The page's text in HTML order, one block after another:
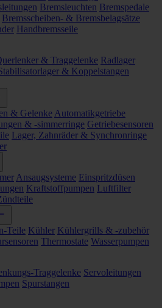
Bremsleuchten Bremspedale
Bremsscheiben- & Bremsbelagsätze
Handbremsseile
& Traggelenke Radlager
& Koppelstangen
& Gelenke Automatikgetriebe
& -simmerringe Getriebesensoren
Lager, Zahnräder & Synchronringe
Ansaugsysteme Einspritzdüsen
Kraftstoffpumpen Luftfilter
Teile Kühler Kühlergrills & -zubehör
Thermostate Wasserpumpen
Traggelenke Servoleitungen
Spurstangen